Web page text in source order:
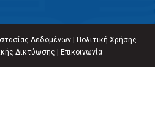
Δεδομένων|
Πολιτική Χρήσης
Δικτύωσης
Επικοινωνία